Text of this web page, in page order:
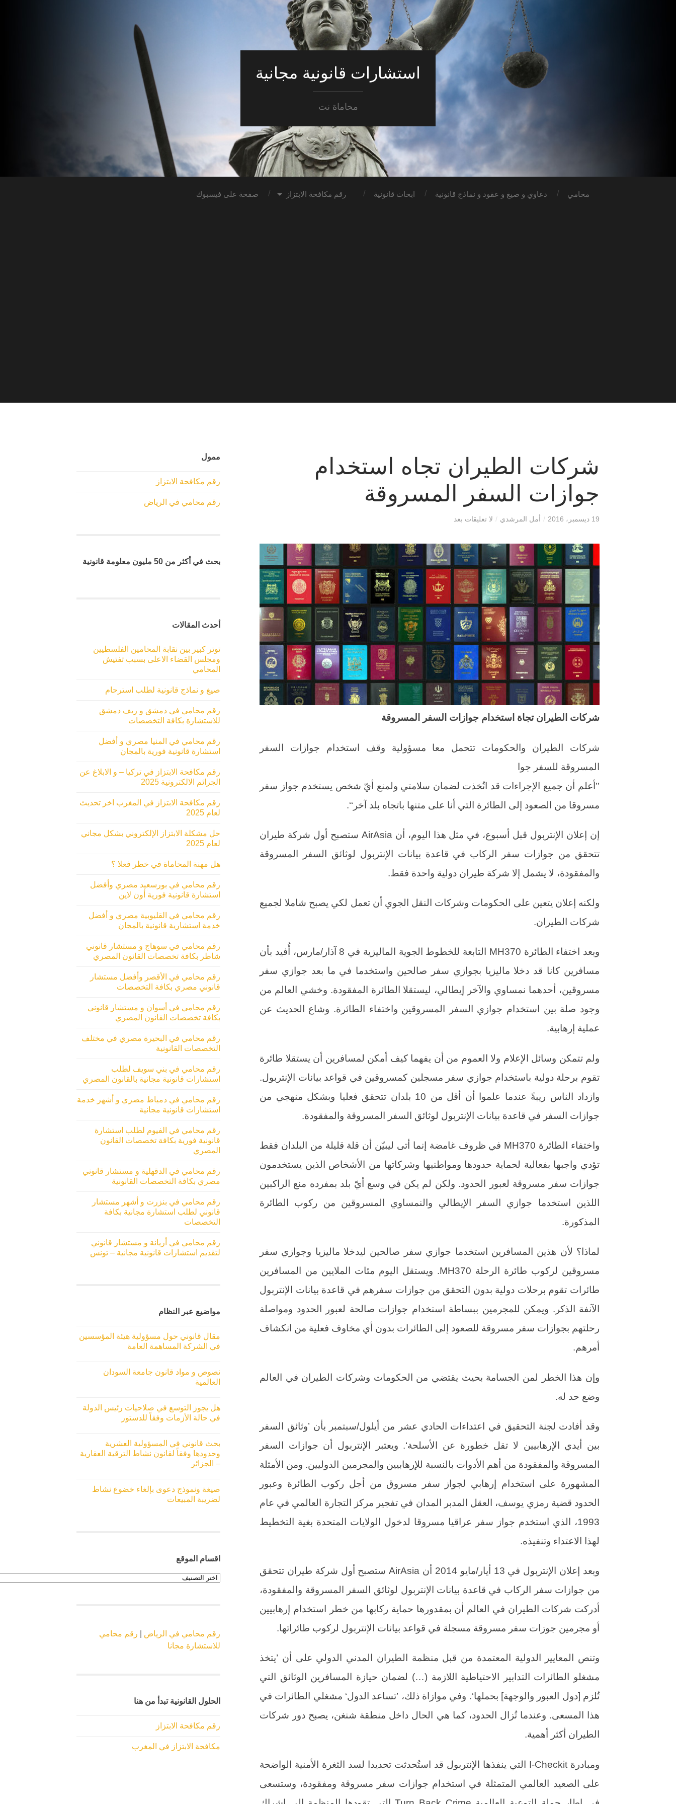
استشارات قانونية مجانية
محاماة نت
محامي دعاوي و صيغ و عقود و نماذج قانونية ابحاث قانونية رقم مكافحة الابتزاز صفحة على فيسبوك
شركات الطيران تجاه استخدام
جوازات السفر المسروقة
19 ديسمبر، 2016 / أمل المرشدي / لا تعليقات بعد
شركات الطيران تجاة استخدام جوازات السفر المسروقة
شركات الطيران والحكومات تتحمل معا مسؤولية وقف استخدام جوازات السفر
المسروقة للسفر جوا
’’أعلم أن جميع الإجراءات قد اتُخذت لضمان سلامتي ولمنع أيّ شخص يستخدم جواز سفر
مسروقا من الصعود إلى الطائرة التي أنا على متنها باتجاه بلد آخر‘‘.
إن إعلان الإنتربول قبل أسبوع، في مثل هذا اليوم، أن AirAsia ستصبح أول شركة طيران
تتحقق من جوازات سفر الركاب في قاعدة بيانات الإنتربول لوثائق السفر المسروقة
والمفقودة، لا يشمل إلا شركة طيران دولية واحدة فقط.
ولكنه إعلان يتعين على الحكومات وشركات النقل الجوي أن تعمل لكي يصبح شاملا لجميع
شركات الطيران.
وبعد اختفاء الطائرة MH370 التابعة للخطوط الجوية الماليزية في 8 آذار/مارس، أُفيد بأن
مسافرين كانا قد دخلا ماليزيا بجوازي سفر صالحين واستخدما في ما بعد جوازي سفر
مسروقين، أحدهما نمساوي والآخر إيطالي، ليستقلا الطائرة المفقودة. وخشي العالم من
وجود صلة بين استخدام جوازي السفر المسروقين واختفاء الطائرة. وشاع الحديث عن
عملية إرهابية.
ولم تتمكن وسائل الإعلام ولا العموم من أن يفهما كيف أمكن لمسافرين أن يستقلا طائرة
تقوم برحلة دولية باستخدام جوازي سفر مسجلين كمسروقين في قواعد بيانات الإنتربول.
وازداد الناس ريبةً عندما علموا أن أقل من 10 بلدان تتحقق فعليا وبشكل منهجي من
جوازات السفر في قاعدة بيانات الإنتربول لوثائق السفر المسروقة والمفقودة.
واختفاء الطائرة MH370 في ظروف غامضة إنما أتى ليبيّن أن قلة قليلة من البلدان فقط
تؤدي واجبها بفعالية لحماية حدودها ومواطنيها وشركاتها من الأشخاص الذين يستخدمون
جوازات سفر مسروقة لعبور الحدود. ولكن لم يكن في وسع أيّ بلد بمفرده منع الراكبين
اللذين استخدما جوازي السفر الإيطالي والنمساوي المسروقين من ركوب الطائرة
المذكورة.
لماذا؟ لأن هذين المسافرين استخدما جوازي سفر صالحين ليدخلا ماليزيا وجوازي سفر
مسروقين لركوب طائرة الرحلة MH370. ويستقل اليوم مئات الملايين من المسافرين
طائرات تقوم برحلات دولية بدون التحقق من جوازات سفرهم في قاعدة بيانات الإنتربول
الآنفة الذكر. ويمكن للمجرمين ببساطة استخدام جوازات صالحة لعبور الحدود ومواصلة
رحلتهم بجوازات سفر مسروقة للصعود إلى الطائرات بدون أي مخاوف فعلية من انكشاف
أمرهم.
وإن هذا الخطر لمن الجسامة بحيث يقتضي من الحكومات وشركات الطيران في العالم
وضع حد له.
وقد أفادت لجنة التحقيق في اعتداءات الحادي عشر من أيلول/سبتمبر بأن ’وثائق السفر
بين أيدي الإرهابيين لا تقل خطورة عن الأسلحة‘. ويعتبر الإنتربول أن جوازات السفر
المسروقة والمفقودة من أهم الأدوات بالنسبة للإرهابيين والمجرمين الدوليين. ومن الأمثلة
المشهورة على استخدام إرهابي لجواز سفر مسروق من أجل ركوب الطائرة وعبور
الحدود قضية رمزي يوسف، العقل المدبر المدان في تفجير مركز التجارة العالمي في عام
1993، الذي استخدم جواز سفر عراقيا مسروقا لدخول الولايات المتحدة بغية التخطيط
لهذا الاعتداء وتنفيذه.
وبعد إعلان الإنتربول في 13 أيار/مايو 2014 أن AirAsia ستصبح أول شركة طيران تتحقق
من جوازات سفر الركاب في قاعدة بيانات الإنتربول لوثائق السفر المسروقة والمفقودة،
أدركت شركات الطيران في العالم أن بمقدورها حماية ركابها من خطر استخدام إرهابيين
أو مجرمين جوزات سفر مسروقة مسجلة في قواعد بيانات الإنتربول لركوب طائراتها.
وتنص المعايير الدولية المعتمدة من قبل منظمة الطيران المدني الدولي على أن ’يتخذ
مشغلو الطائرات التدابير الاحتياطية اللازمة (…) لضمان حيازة المسافرين الوثائق التي
تُلزم [دول العبور والوجهة] بحملها‘. وفي موازاة ذلك، ’تساعد الدول‘ مشغلي الطائرات في
هذا المسعى. وعندما تُزال الحدود، كما هي الحال داخل منطقة شنغن، يصبح دور شركات
الطيران أكثر أهمية.
ومبادرة I-Checkit التي ينفذها الإنتربول قد استُحدثت تحديدا لسد الثغرة الأمنية الواضحة
على الصعيد العالمي المتمثلة في استخدام جوازات سفر مسروقة ومفقودة، وستسعى
ممول
رقم مكافحة الابتزاز
رقم محامي في الرياض
بحث في أكثر من 50 مليون معلومة قانونية
أحدث المقالات
توتر كبير بين نقابة المحامين الفلسطيين
ومجلس القضاء الاعلى بسبب تفتيش
المحامي
صيغ و نماذج قانونية لطلب استرحام
رقم محامي في دمشق و ريف دمشق
للاستشارة بكافة التخصصات
رقم محامي في المنيا مصري و أفضل
استشارة قانونية فورية بالمجان
رقم مكافحة الابتزاز في تركيا – و الابلاغ عن
الجرائم الالكترونية 2025
رقم مكافحة الابتزاز في المغرب اخر تحديث
لعام 2025
حل مشكلة الابتزاز الإلكتروني بشكل مجاني
لعام 2025
هل مهنة المحاماة في خطر فعلا ؟
رقم محامي في بورسعيد مصري وأفضل
استشارة قانونية فورية أون لاين
رقم محامي في القليوبية مصري و أفضل
خدمة استشارية قانونية بالمجان
رقم محامي في سوهاج و مستشار قانوني
شاطر بكافة تخصصات القانون المصري
رقم محامي في الأقصر وأفضل مستشار
قانوني مصري بكافة التخصصات
رقم محامي في أسوان و مستشار قانوني
بكافة تخصصات القانون المصري
رقم محامي في البحيرة مصري في مختلف
التخصصات القانونية
رقم محامي في بني سويف لطلب
استشارات قانونية مجانية بالقانون المصري
رقم محامي في دمياط مصري و أشهر خدمة
استشارات قانونية مجانية
رقم محامي في الفيوم لطلب استشارة
قانونية فورية بكافة تخصصات القانون
المصري
رقم محامي في الدقهلية و مستشار قانوني
مصري بكافة التخصصات القانونية
رقم محامي في بنزرت و أشهر مستشار
قانوني لطلب استشارة مجانية بكافة
التخصصات
رقم محامي في أريانة و مستشار قانوني
لتقديم استشارات قانونية مجانية – تونس
مواضيع عبر النظام
مقال قانوني حول مسؤولية هيئة المؤسسين
في الشركة المساهمة العامة
نصوص و مواد قانون جامعة السودان
العالمية
هل يجوز التوسع في صلاحيات رئيس الدولة
في حالة الأزمات وفقاً للدستور
بحث قانوني في المسؤولية العشرية
وحدودها وفقاً لقانون نشاط الترقية العقارية
– الجزائر
صيغة ونموذج دعوى بإلغاء خضوع نشاط
لضريبة المبيعات
اقسام الموقع
اقسام
الموقع
رقم محامي في الرياض
رقم محامي
للاستشارة مجانا
الحلول القانونية تبدأ من هنا
رقم مكافحة الابتزاز
مكافحة الابتزاز في المغرب